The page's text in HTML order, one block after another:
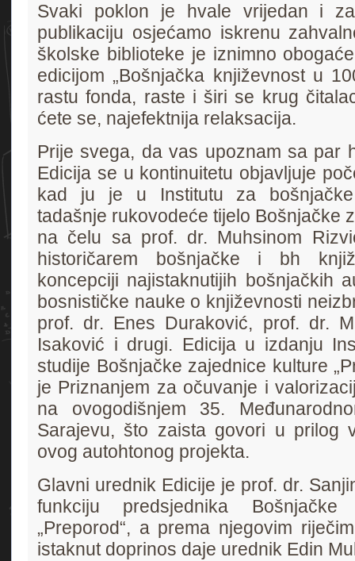
Svaki poklon je hvale vrijedan i
publikaciju osjećamo iskrenu
školske biblioteke je iznimno
edicijom „Bošnjačka književnost u
rastu fonda, raste i širi se krug
ćete se, najefektnija relaksacija.
Prije svega, da vas upoznam sa par
Edicija se u kontinuitetu objavljuje
kad ju je u Institutu za
tadašnje rukovodeće tijelo Bošnjačke
na čelu sa prof. dr. Muhsinom
historičarem bošnjačke i bh
koncepciji najistaknutijih bošnjačkih
bosnističke nauke o književnosti
prof. dr. Enes Duraković, prof. dr.
Isaković i drugi. Edicija u izdanju
studije Bošnjačke zajednice kulture
je Priznanjem za očuvanje i
na ovogodišnjem 35.
Sarajevu, što zaista govori u prilog
ovog autohtonog projekta.
Glavni urednik Edicije je prof. dr.
funkciju predsjednika
„Preporod“, a prema njegovim
istaknut doprinos daje urednik Edin